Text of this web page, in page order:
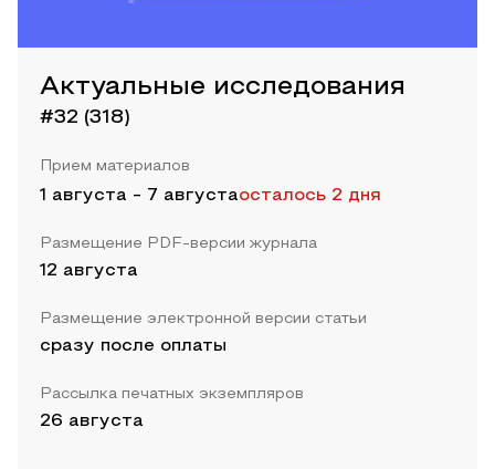
Актуальные исследования
#32 (318)
Прием материалов
1 августа - 7 августаосталось 2 дня
Размещение PDF-версии журнала
12 августа
Размещение электронной версии статьи
сразу после оплаты
Рассылка печатных экземпляров
26 августа